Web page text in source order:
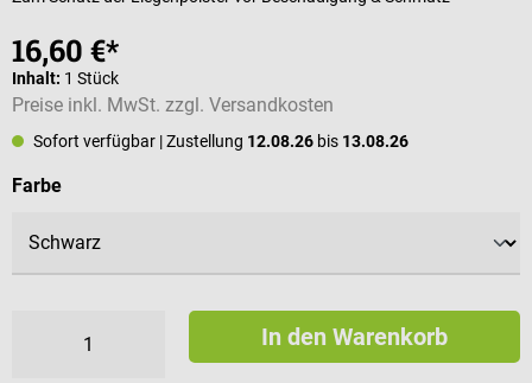
16,60 €*
Inhalt: 1 Stück
Preise inkl. MwSt. zzgl. Versandkosten
Sofort verfügbar | Zustellung 12.08.26 bis 13.08.26
Farbeauswählen
In den Warenkorb